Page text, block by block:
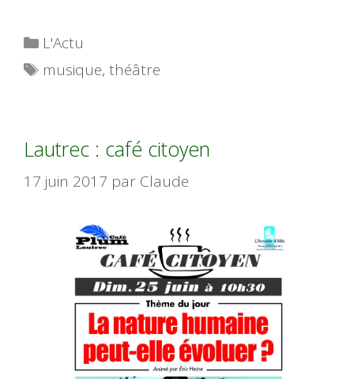
Catégories
L'Actu
Étiquettes
musique,théâtre
Lautrec : café citoyen
17 juin 2017 par Claude